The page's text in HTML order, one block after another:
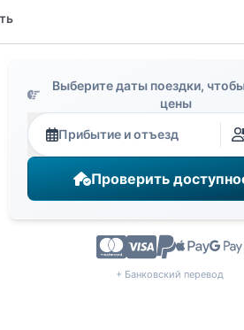
Выберите даты поездки,
цены
Прибытие и отъезд
Проверить
+ Банковский перевод